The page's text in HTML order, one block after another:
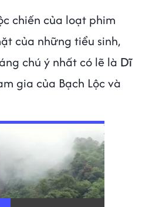
chiến của loạt phim
của những tiểu sinh,
chú ý nhất có lẽ là Dĩ
gia của Bạch Lộc và